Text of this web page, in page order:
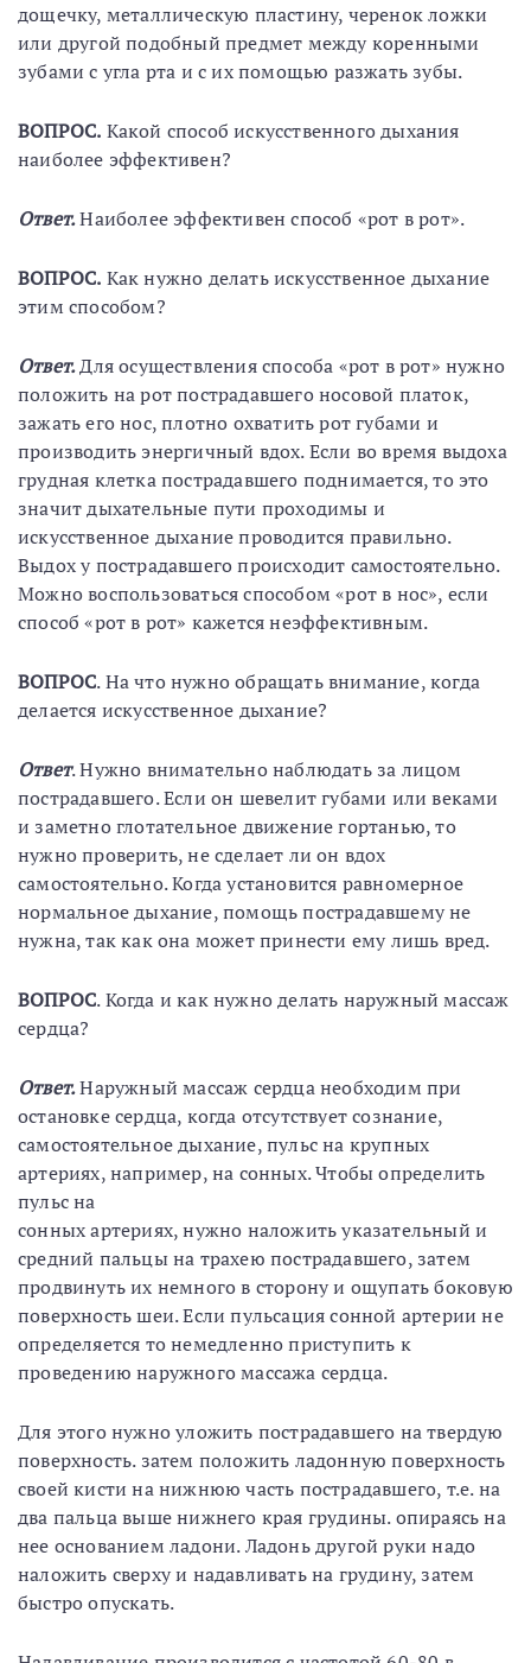
дощечку, металлическую пластину, черенок ложки
или другой подобный предмет между коренными
зубами с угла рта и с их помощью разжать зубы.
ВОПРОС. Какой способ искусственного дыхания
наиболее эффективен?
Ответ.Наиболее эффективен способ «рот в рот».
ВОПРОС. Как нужно делать искусственное дыхание
этим способом?
Ответ.Для осуществления способа «рот в рот» нужно
положить на рот пострадавшего носовой платок,
зажать его нос, плотно охватить рот губами и
производить энергичный вдох. Если во время выдоха
грудная клетка пострадавшего поднимается, то это
значит дыхательные пути проходимы и
искусственное дыхание проводится правильно.
Выдох у пострадавшего происходит самостоятельно.
Можно воспользоваться способом «рот в нос», если
способ «рот в рот» кажется неэффективным.
ВОПРОС. На что нужно обращать внимание, когда
делается искусственное дыхание?
Ответ. Нужно внимательно наблюдать за лицом
пострадавшего. Если он шевелит губами или веками
и заметно глотательное движение гортанью, то
нужно проверить, не сделает ли он вдох
самостоятельно. Когда установится равномерное
нормальное дыхание, помощь пострадавшему не
нужна, так как она может принести ему лишь вред.
ВОПРОС. Когда и как нужно делать наружный массаж
сердца?
Ответ.Наружный массаж сердца необходим при
остановке сердца, когда отсутствует сознание,
самостоятельное дыхание, пульс на крупных
артериях, например, на сонных. Чтобы определить
пульс на
сонных артериях, нужно наложить указательный и
средний пальцы на трахею пострадавшего, затем
продвинуть их немного в сторону и ощупать боковую
поверхность шеи. Если пульсация сонной артерии не
определяется то немедленно приступить к
проведению наружного массажа сердца.
Для этого нужно уложить пострадавшего на твердую
поверхность. затем положить ладонную поверхность
своей кисти на нижнюю часть пострадавшего, т.е. на
два пальца выше нижнего края грудины. опираясь на
нее основанием ладони. Ладонь другой руки надо
наложить сверху и надавливать на грудину, затем
быстро опускать.